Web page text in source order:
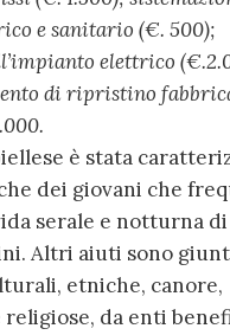
e sanitario (€. 500);
elettrico
di ripristino
è stata
dei giovani che
serale e notturna di
Altri aiuti sono
etniche, canore,
da enti